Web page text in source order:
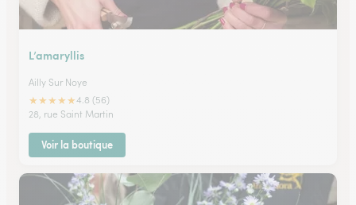
L’amaryllis
Ailly Sur Noye
★★★★★4.8 (56)
28, rue Saint Martin
Voir la boutique